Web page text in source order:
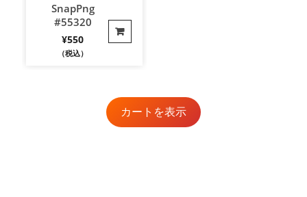
SnapPng
#55320
¥550
（税込）
カートを表示